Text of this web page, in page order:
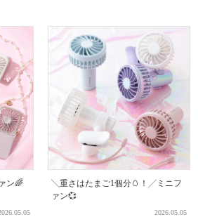
ン🌈
╲重さはたまご1個分🥚！╱ミニフ
ァン💞
2026.05.05